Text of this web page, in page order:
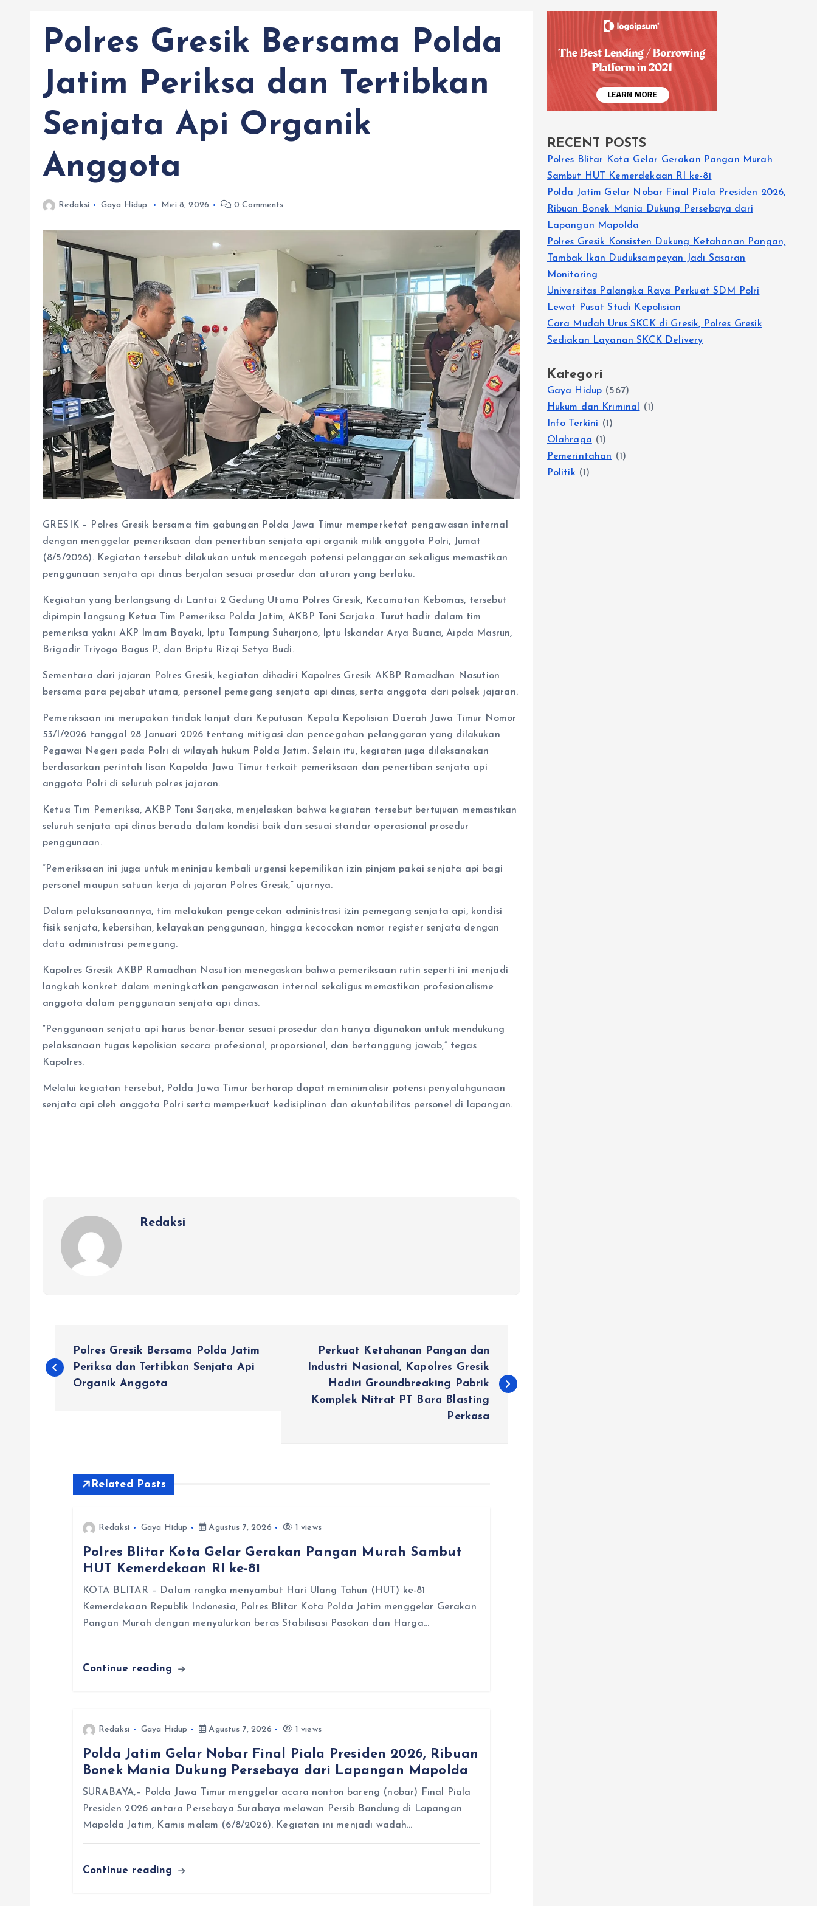
Polres Gresik Bersama Polda
Jatim Periksa dan Tertibkan
Senjata Api Organik
Anggota
Redaksi Gaya Hidup Mei 8, 2026 0 Comments
GRESIK – Polres Gresik bersama tim gabungan Polda Jawa Timur memperketat pengawasan internal
dengan menggelar pemeriksaan dan penertiban senjata api organik milik anggota Polri, Jumat
(8/5/2026). Kegiatan tersebut dilakukan untuk mencegah potensi pelanggaran sekaligus memastikan
penggunaan senjata api dinas berjalan sesuai prosedur dan aturan yang berlaku.
Kegiatan yang berlangsung di Lantai 2 Gedung Utama Polres Gresik, Kecamatan Kebomas, tersebut
dipimpin langsung Ketua Tim Pemeriksa Polda Jatim, AKBP Toni Sarjaka. Turut hadir dalam tim
pemeriksa yakni AKP Imam Bayaki, Iptu Tampung Suharjono, Iptu Iskandar Arya Buana, Aipda Masrun,
Brigadir Triyogo Bagus P., dan Briptu Rizqi Setya Budi.
Sementara dari jajaran Polres Gresik, kegiatan dihadiri Kapolres Gresik AKBP Ramadhan Nasution
bersama para pejabat utama, personel pemegang senjata api dinas, serta anggota dari polsek jajaran.
Pemeriksaan ini merupakan tindak lanjut dari Keputusan Kepala Kepolisian Daerah Jawa Timur Nomor
53/I/2026 tanggal 28 Januari 2026 tentang mitigasi dan pencegahan pelanggaran yang dilakukan
Pegawai Negeri pada Polri di wilayah hukum Polda Jatim. Selain itu, kegiatan juga dilaksanakan
berdasarkan perintah lisan Kapolda Jawa Timur terkait pemeriksaan dan penertiban senjata api
anggota Polri di seluruh polres jajaran.
Ketua Tim Pemeriksa, AKBP Toni Sarjaka, menjelaskan bahwa kegiatan tersebut bertujuan memastikan
seluruh senjata api dinas berada dalam kondisi baik dan sesuai standar operasional prosedur
penggunaan.
“Pemeriksaan ini juga untuk meninjau kembali urgensi kepemilikan izin pinjam pakai senjata api bagi
personel maupun satuan kerja di jajaran Polres Gresik,” ujarnya.
Dalam pelaksanaannya, tim melakukan pengecekan administrasi izin pemegang senjata api, kondisi
fisik senjata, kebersihan, kelayakan penggunaan, hingga kecocokan nomor register senjata dengan
data administrasi pemegang.
Kapolres Gresik AKBP Ramadhan Nasution menegaskan bahwa pemeriksaan rutin seperti ini menjadi
langkah konkret dalam meningkatkan pengawasan internal sekaligus memastikan profesionalisme
anggota dalam penggunaan senjata api dinas.
“Penggunaan senjata api harus benar-benar sesuai prosedur dan hanya digunakan untuk mendukung
pelaksanaan tugas kepolisian secara profesional, proporsional, dan bertanggung jawab,” tegas
Kapolres.
Melalui kegiatan tersebut, Polda Jawa Timur berharap dapat meminimalisir potensi penyalahgunaan
senjata api oleh anggota Polri serta memperkuat kedisiplinan dan akuntabilitas personel di lapangan.
Redaksi
a
Polres Gresik Bersama Polda Jatim
Periksa dan Tertibkan Senjata Api
Organik Anggota
Perkuat Ketahanan Pangan dan
Industri Nasional, Kapolres Gresik
Hadiri Groundbreaking Pabrik
Komplek Nitrat PT Bara Blasting
Perkasa
Related Posts
Redaksi Gaya Hidup Agustus 7, 2026 1 views
Polres Blitar Kota Gelar Gerakan Pangan Murah Sambut
HUT Kemerdekaan RI ke-81
KOTA BLITAR – Dalam rangka menyambut Hari Ulang Tahun (HUT) ke-81
Kemerdekaan Republik Indonesia, Polres Blitar Kota Polda Jatim menggelar Gerakan
Pangan Murah dengan menyalurkan beras Stabilisasi Pasokan dan Harga…
Continue reading
Redaksi Gaya Hidup Agustus 7, 2026 1 views
Polda Jatim Gelar Nobar Final Piala Presiden 2026, Ribuan
Bonek Mania Dukung Persebaya dari Lapangan Mapolda
SURABAYA,– Polda Jawa Timur menggelar acara nonton bareng (nobar) Final Piala
Presiden 2026 antara Persebaya Surabaya melawan Persib Bandung di Lapangan
Mapolda Jatim, Kamis malam (6/8/2026). Kegiatan ini menjadi wadah…
Continue reading
RECENT POSTS
Polres Blitar Kota Gelar Gerakan Pangan Murah
Sambut HUT Kemerdekaan RI ke-81
Polda Jatim Gelar Nobar Final Piala Presiden 2026,
Ribuan Bonek Mania Dukung Persebaya dari
Lapangan Mapolda
Polres Gresik Konsisten Dukung Ketahanan Pangan,
Tambak Ikan Duduksampeyan Jadi Sasaran
Monitoring
Universitas Palangka Raya Perkuat SDM Polri
Lewat Pusat Studi Kepolisian
Cara Mudah Urus SKCK di Gresik, Polres Gresik
Sediakan Layanan SKCK Delivery
Kategori
Gaya Hidup (567)
Hukum dan Kriminal
(1)
Info Terkini (1)
Olahraga (1)
Pemerintahan (1)
Politik (1)